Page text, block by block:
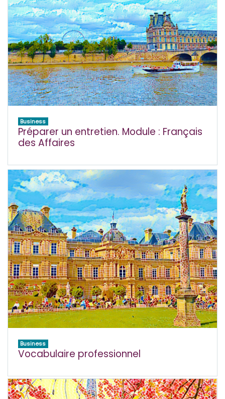
Business
Préparer un entretien. Module : Français
des Affaires
Business
Vocabulaire professionnel